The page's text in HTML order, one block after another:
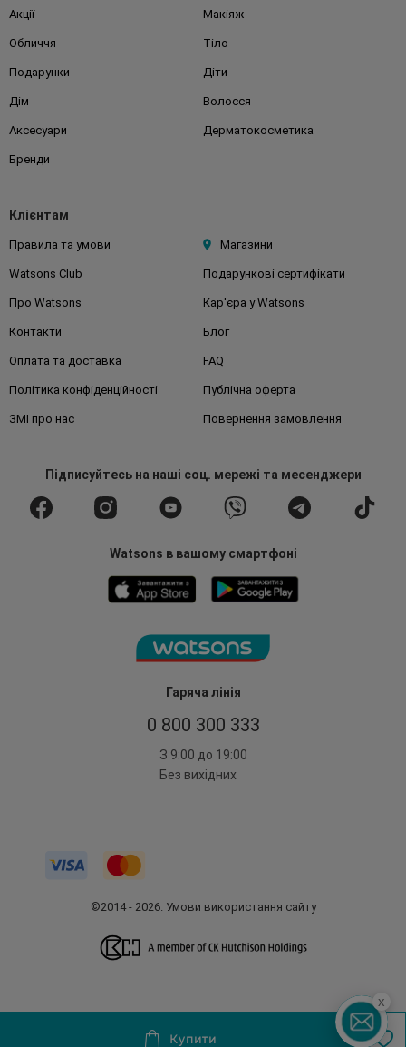
Гаряча лінія
0 800 300 333
З 9:00 до 19:00
Без вихідних
Акції Макіяж
Обличчя Тіло
Подарунки Діти
Дім Волосся
Аксесуари Дерматокосметика
Бренди
Клієнтам
Правила та умови Магазини
Watsons Club Подарункові сертифікати
Про Watsons Кар'єра у Watsons
Контакти Блог
Оплата та доставка FAQ
Політика конфіденційності Публічна оферта
ЗМІ про нас Повернення замовлення
Підписуйтесьна наші соц. мережі та месенджери
Watsons в вашому смартфоні
©2014 - 2026. Умови використання сайту
x